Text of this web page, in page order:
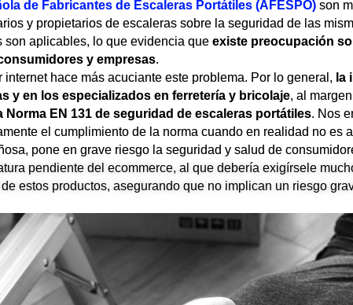
de Fabricantes de Escaleras Portátiles (AFESPO) son
y propietarios de escaleras sobre la seguridad de las
son aplicables, lo que evidencia que existe preocupación
y empresas.
internet hace más acuciante este problema. Por lo general, la
y en los especializados en ferretería y bricolaje, al
Norma EN 131 de seguridad de escaleras portátiles. Nos
el cumplimiento de la norma cuando en realidad no es
pone en grave riesgo la seguridad y salud de
pendiente del ecommerce, al que debería exigírsele
estos productos, asegurando que no implican un riesgo